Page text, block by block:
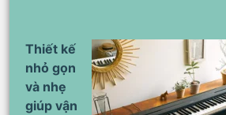
Thiết kế
nhỏ gọn
và nhẹ
giúp vận